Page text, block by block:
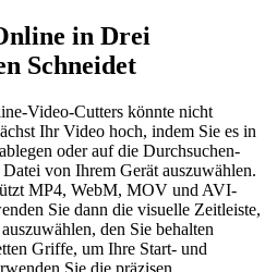
in Drei
Schneidet
Video-Cutters könnte nicht
Ihr Video hoch, indem Sie es in
oder auf die Durchsuchen-
von Ihrem Gerät auszuwählen.
MP4, WebM, MOV und AVI-
Sie dann die visuelle Zeitleiste,
den Sie behalten
Griffe, um Ihre Start- und
Sie die präzisen